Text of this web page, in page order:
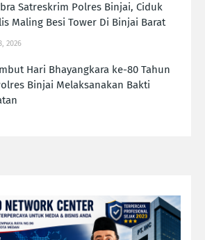
Satreskrim Polres Binjai, Ciduk
Maling Besi Tower Di Binjai Barat
2026
Hari Bhayangkara ke-80 Tahun
Binjai Melaksanakan Bakti